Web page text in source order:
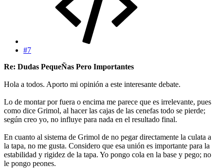
#7
Re: Dudas PequeÑas Pero Importantes
Hola a todos. Aporto mi opinión a este interesante debate.
Lo de montar por fuera o encima me parece que es irrelevante, pues
como dice Grimol, al hacer las cajas de las cenefas todo se pierde;
según creo yo, no influye para nada en el resultado final.
En cuanto al sistema de Grimol de no pegar directamente la culata a
la tapa, no me gusta. Considero que esa unión es importante para la
estabilidad y rigidez de la tapa. Yo pongo cola en la base y pego; no
le pongo peones.